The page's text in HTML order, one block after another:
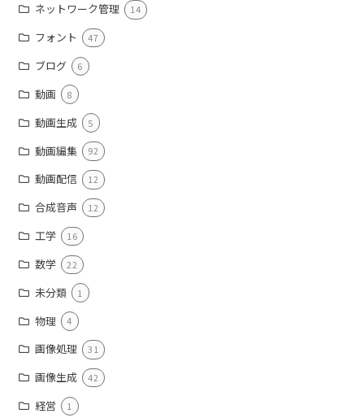
ネットワーク管理 14
フォント 47
ブログ 6
動画 8
動画生成 5
動画編集 92
動画配信 12
合成音声 12
工学 16
数学 22
未分類 1
物理 4
画像処理 31
画像生成 42
経営 1